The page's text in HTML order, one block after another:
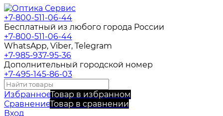
+7-800-511-06-44
Бесплатный из любого города России
+7-800-511-06-44
WhatsApp, Viber, Telegram
+7-985-937-95-36
Дополнительный городской номер
+7-495-145-86-03
ИзбранноеТовар в избранном
СравнениеТовар в сравнении
Вход